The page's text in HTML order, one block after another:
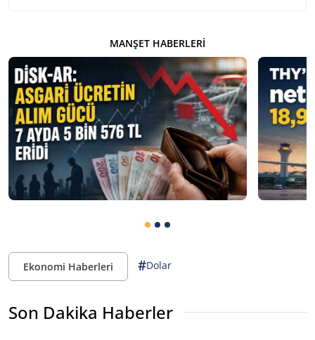
MANŞET HABERLERI
Ekonomi Haberleri #Dolar
Son Dakika Haberler